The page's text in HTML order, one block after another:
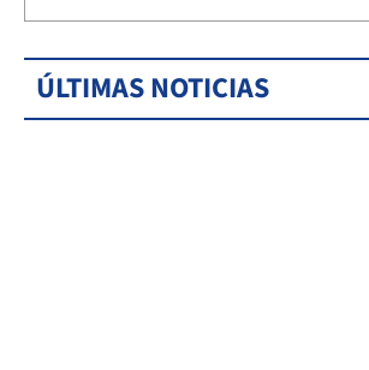
ÚLTIMAS NOTICIAS